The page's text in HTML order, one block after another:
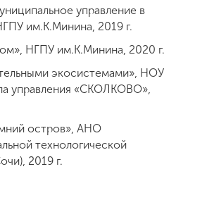
управление в
им.К.Минина, 2019 г.
НГПУ им.К.Минина, 2020 г.
экосистемами», НОУ
управления «СКОЛКОВО»,
остров», АНО
технологической
2019 г.